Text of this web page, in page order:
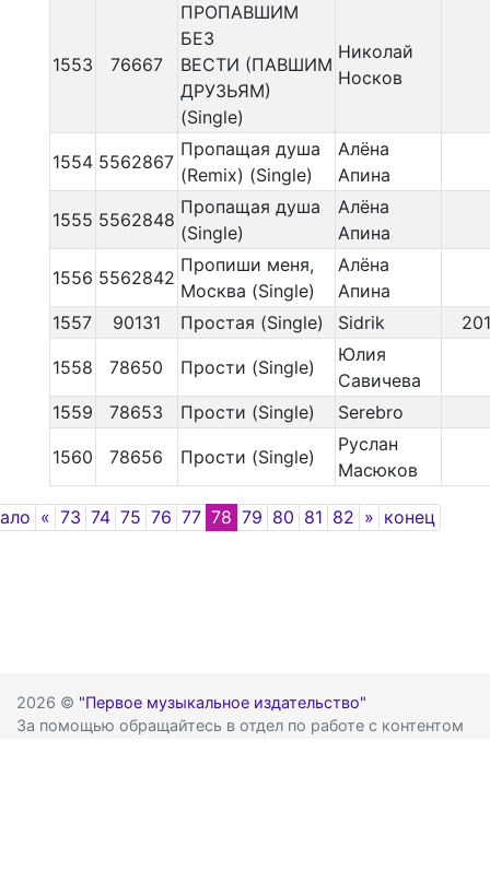
1553 76667
ПРОПАВШИМ
БЕЗ
ВЕСТИ (ПАВШИМ
ДРУЗЬЯМ)
(Single)
Николай
Носков
1554 5562867
Пропащая душа
(Remix) (Single)
Алёна
Апина
1555 5562848
Пропащая душа
(Single)
Алёна
Апина
1556 5562842
Пропиши меня,
Москва (Single)
Алёна
Апина
1557
90131 Простая (Single) Sidrik
1558 78650 Прости (Single)
Юлия
Савичева
1559
78653 Прости (Single) Serebro
1560 78656 Прости (Single)
Руслан
Масюков
« Previous
73 74 75 76 77 78 79 80 81 82 » Next
конец
2026 © "Первое музыкальное издательство"
За помощью обращайтесь в отдел по работе с контентом